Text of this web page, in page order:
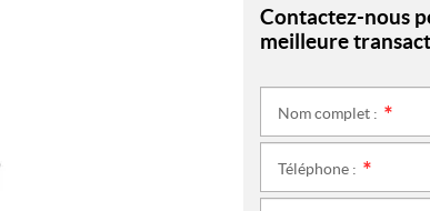
Contactez-nous
meilleure
Nom complet :
Téléphone :